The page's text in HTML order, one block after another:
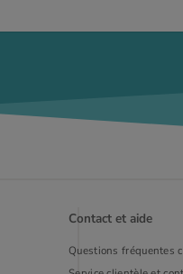
Contact et aide
Questions fréquentes